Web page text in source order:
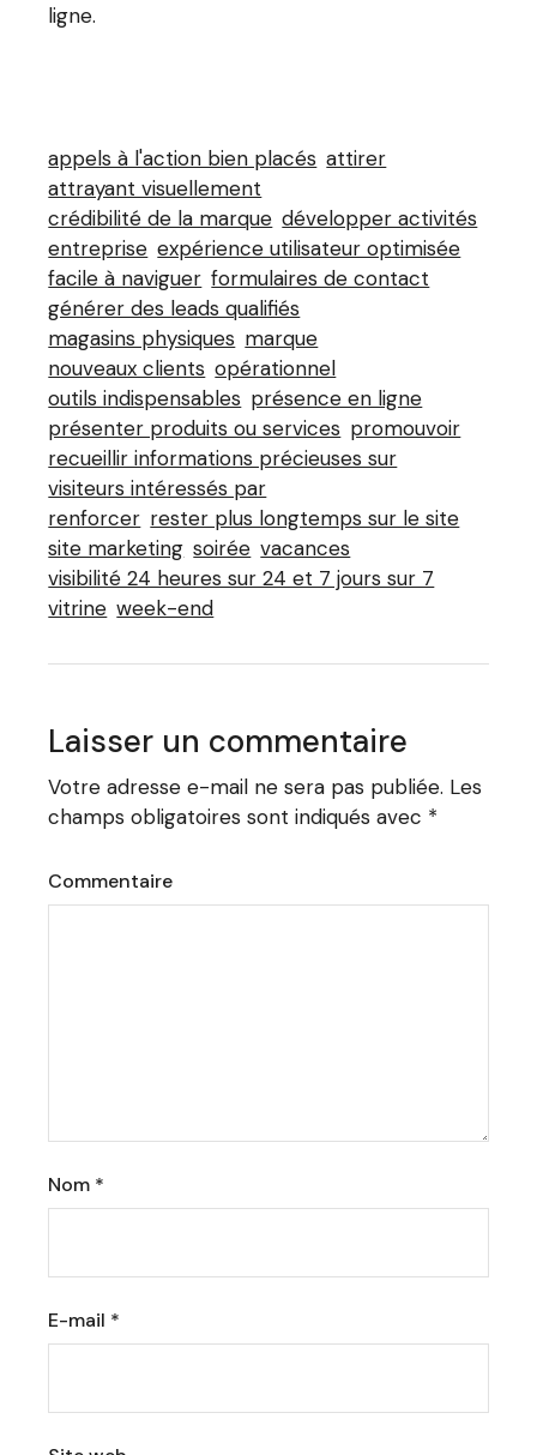
ligne.
appels à l'action bien placés attirer
attrayant visuellement
crédibilité de la marque développer activités
entreprise expérience utilisateur optimisée
facile à naviguer formulaires de contact
générer des leads qualifiés
magasins physiques marque
nouveaux clients opérationnel
outils indispensables présence en ligne
présenter produits ou services promouvoir
recueillir informations précieuses sur
visiteurs intéressés par
renforcer rester plus longtemps sur le site
site marketing soirée vacances
visibilité 24 heures sur 24 et 7 jours sur 7
vitrine week-end
Laisser un commentaire
Votre adresse e-mail ne sera pas publiée. Les
champs obligatoires sont indiqués avec *
Commentaire
Nom *
E-mail *